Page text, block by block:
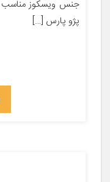
پژو پارس […]